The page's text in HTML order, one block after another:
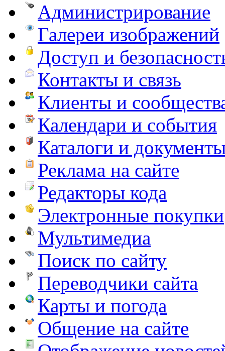
Администрирование
Галереи изображений
Доступ и
Контакты и связь
Клиенты и
Календари и события
Каталоги и
Реклама на сайте
Редакторы кода
Электронные покупки
Мультимедиа
Поиск по сайту
Переводчики сайта
Карты и погода
Общение на сайте